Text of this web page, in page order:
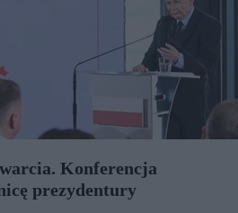
Konferencja
prezydentury